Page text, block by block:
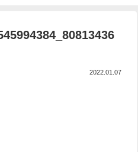
2022.01.07